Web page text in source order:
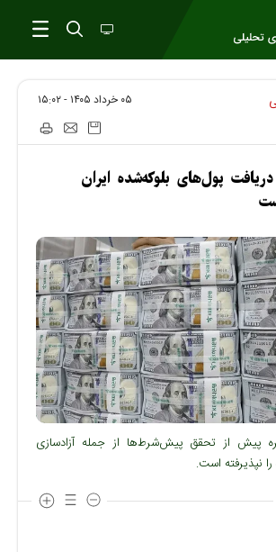
۰۵ خرداد ۱۴۰۵ - ۱۵:۰۲
پول‌های بلوکه‌شده ایران
پیش از تحقق پیش‌شرط‌ها از جمله آزادسازی
نپذیرفته است.